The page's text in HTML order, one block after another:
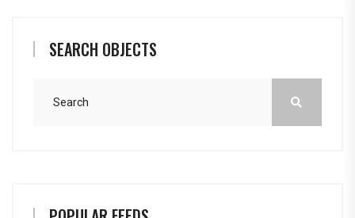
SEARCH OBJECTS